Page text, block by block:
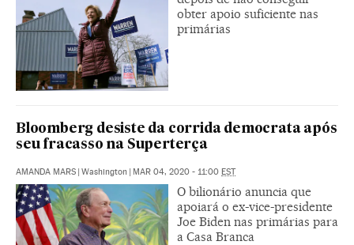
obter apoio suficiente nas
primárias
Bloomberg desiste da corrida democrata após
seu fracasso na Superterça
AMANDA MARS | Washington | MAR 04, 2020 - 11:00 EST
O bilionário anuncia que
apoiará o ex-vice-presidente
Joe Biden nas primárias para
a Casa Branca